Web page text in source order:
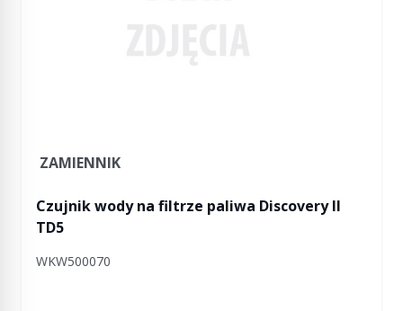
ZAMIENNIK
Czujnik wody na filtrze paliwa Discovery II
TD5
WKW500070